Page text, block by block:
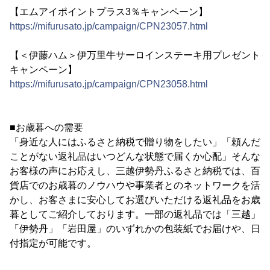
【エムアイポイントプラス3％キャンペーン】
https://mifurusato.jp/campaign/CPN23057.html
【＜伊藤ハム＞伊万里牛サーロインステーキ用プレゼント
キャンペーン】
https://mifurusato.jp/campaign/CPN23058.html
■お歳暮への需要
「身近な人にはふるさと納税で贈り物をしたい」「頼んだ
ことがない返礼品はいつどんな状態で届くか心配」そんな
お客様の声にお応えし、三越伊勢丹ふるさと納税では、百
貨店でのお歳暮のノウハウや事業者とのネットワークを活
かし、お客さまに安心してお選びいただける返礼品をお歳
暮としてご紹介しております。一部の返礼品では「三越」
「伊勢丹」「岩田屋」のいずれかの包装紙でお届けや、日
付指定が可能です。